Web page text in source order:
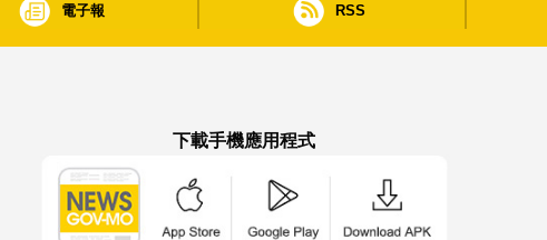
電子報 RSS
下載手機應用程式